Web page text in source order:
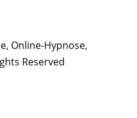
Online-Hypnose,
Reserved